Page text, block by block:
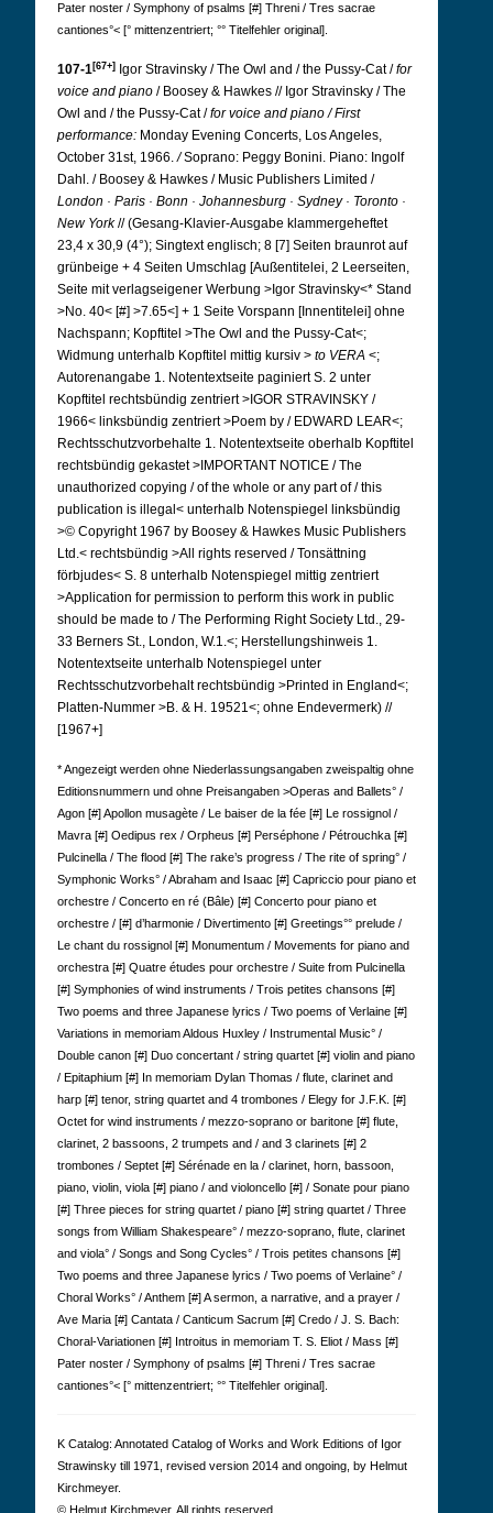
Pater noster / Symphony of psalms [#] Threni / Tres sacrae
cantiones°< [° mittenzentriert; °° Titelfehler original].
107-1[67+] Igor Stravinsky / The Owl and / the Pussy-Cat /for
voice and piano / Boosey & Hawkes // Igor Stravinsky / The
Owl and / the Pussy-Cat /for voice and piano / First
performance: Monday Evening Concerts, Los Angeles,
October 31st, 1966./Soprano: Peggy Bonini. Piano: Ingolf
Dahl. / Boosey & Hawkes / Music Publishers Limited /
London · Paris · Bonn · Johannesburg · Sydney · Toronto ·
New York// (Gesang-Klavier-Ausgabe klammergeheftet
23,4 x 30,9 (4°); Singtext englisch; 8 [7] Seiten braunrot auf
grünbeige + 4 Seiten Umschlag [Außentitelei, 2 Leerseiten,
Seite mit verlagseigener Werbung >Igor Stravinsky<* Stand
>No. 40< [#] >7.65<] + 1 Seite Vorspann [Innentitelei] ohne
Nachspann; Kopftitel >The Owl and the Pussy-Cat<;
Widmung unterhalb Kopftitel mittig kursiv > to VERA <;
Autorenangabe 1. Notentextseite paginiert S. 2 unter
Kopftitel rechtsbündig zentriert >IGOR STRAVINSKY /
1966< linksbündig zentriert >Poem by / EDWARD LEAR<;
Rechtsschutzvorbehalte 1. Notentextseite oberhalb Kopftitel
rechtsbündig gekastet >IMPORTANT NOTICE / The
unauthorized copying / of the whole or any part of / this
publication is illegal< unterhalb Notenspiegel linksbündig
>© Copyright 1967 by Boosey & Hawkes Music Publishers
Ltd.< rechtsbündig >All rights reserved / Tonsättning
förbjudes< S. 8 unterhalb Notenspiegel mittig zentriert
>Application for permission to perform this work in public
should be made to / The Performing Right Society Ltd., 29-
33 Berners St., London, W.1.<; Herstellungshinweis 1.
Notentextseite unterhalb Notenspiegel unter
Rechtsschutzvorbehalt rechtsbündig >Printed in England<;
Platten-Nummer >B. & H. 19521<; ohne Endevermerk) //
[1967+]
* Angezeigt werden ohne Niederlassungsangaben zweispaltig ohne
Editionsnummern und ohne Preisangaben >Operas and Ballets° /
Agon [#] Apollon musagète / Le baiser de la fée [#] Le rossignol /
Mavra [#] Oedipus rex / Orpheus [#] Perséphone / Pétrouchka [#]
Pulcinella / The flood [#] The rake’s progress / The rite of spring° /
Symphonic Works° / Abraham and Isaac [#] Capriccio pour piano et
orchestre / Concerto en ré (Bâle) [#] Concerto pour piano et
orchestre / [#] d’harmonie / Divertimento [#] Greetings°° prelude /
Le chant du rossignol [#] Monumentum / Movements for piano and
orchestra [#] Quatre études pour orchestre / Suite from Pulcinella
[#] Symphonies of wind instruments / Trois petites chansons [#]
Two poems and three Japanese lyrics / Two poems of Verlaine [#]
Variations in memoriam Aldous Huxley / Instrumental Music° /
Double canon [#] Duo concertant / string quartet [#] violin and piano
/ Epitaphium [#] In memoriam Dylan Thomas / flute, clarinet and
harp [#] tenor, string quartet and 4 trombones / Elegy for J.F.K. [#]
Octet for wind instruments / mezzo-soprano or baritone [#] flute,
clarinet, 2 bassoons, 2 trumpets and / and 3 clarinets [#] 2
trombones / Septet [#] Sérénade en la / clarinet, horn, bassoon,
piano, violin, viola [#] piano / and violoncello [#] / Sonate pour piano
[#] Three pieces for string quartet / piano [#] string quartet / Three
songs from William Shakespeare° / mezzo-soprano, flute, clarinet
and viola° / Songs and Song Cycles° / Trois petites chansons [#]
Two poems and three Japanese lyrics / Two poems of Verlaine° /
Choral Works° / Anthem [#] A sermon, a narrative, and a prayer /
Ave Maria [#] Cantata / Canticum Sacrum [#] Credo / J. S. Bach:
Choral-Variationen [#] Introitus in memoriam T. S. Eliot / Mass [#]
Pater noster / Symphony of psalms [#] Threni / Tres sacrae
cantiones°< [° mittenzentriert; °° Titelfehler original].
K Cat­a­log: Anno­tated Cat­a­log of Works and Work Edi­tions of Igor
Straw­in­sky till 1971, revised version 2014 and ongoing, by Hel­mut
Kirch­meyer.
© Hel­mut Kirch­meyer. All rights reserved.